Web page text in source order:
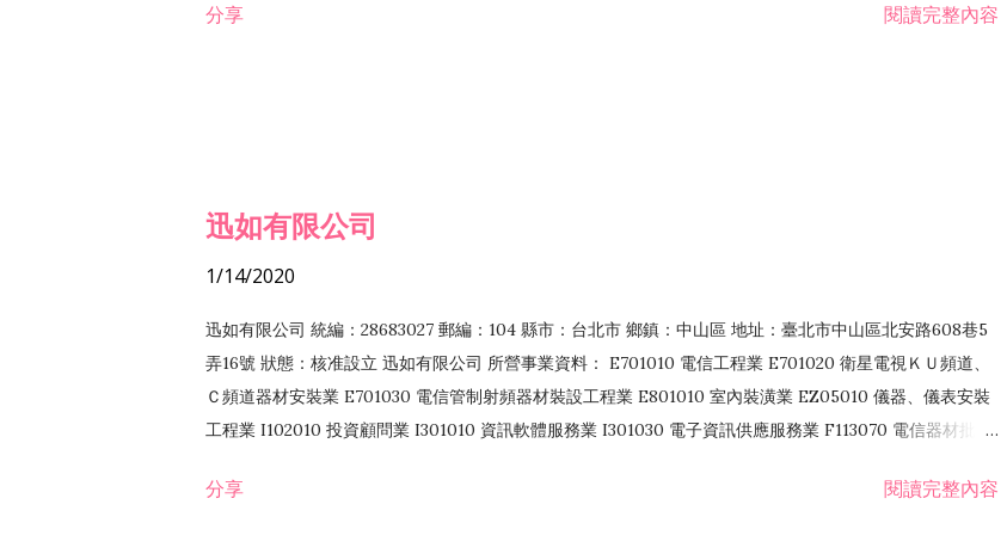
分享 閱讀完整內容
迅如有限公司
1/14/2020
迅如有限公司 統編：28683027 郵編：104 縣市：台北市 鄉鎮：中山區 地址：臺北市中山區北安路608巷5
弄16號 狀態：核准設立 迅如有限公司 所營事業資料： E701010 電信工程業 E701020 衛星電視ＫＵ頻道、
Ｃ頻道器材安裝業 E701030 電信管制射頻器材裝設工程業 E801010 室內裝潢業 EZ05010 儀器、儀表安裝
工程業 I102010 投資顧問業 I301010 資訊軟體服務業 I301030 電子資訊供應服務業 F113070 電信器材批發
務 F102030 菸酒批發業 F203020 菸酒零售業 F401171 酒類輸入業
分享 閱讀完整內容